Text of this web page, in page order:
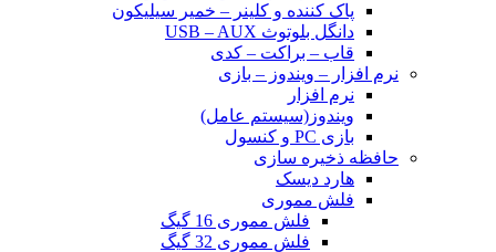
پاک کننده و کلینر – خمیر سیلیکون
دانگل بلوتوث USB – AUX
قاب – براکت – کدی
نرم افزار – ویندوز – بازی
نرم افزار
ویندوز(سیستم عامل)
بازی PC و کنسول
حافظه ذخیره سازی
هارد دیسک
فلش مموری
فلش مموری 16 گیگ
فلش مموری 32 گیگ